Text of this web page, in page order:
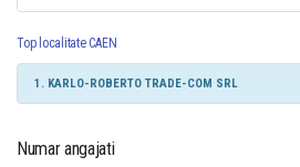
Top localitate CAEN
1. KARLO-ROBERTO TRADE-COM SRL
Numar angajati